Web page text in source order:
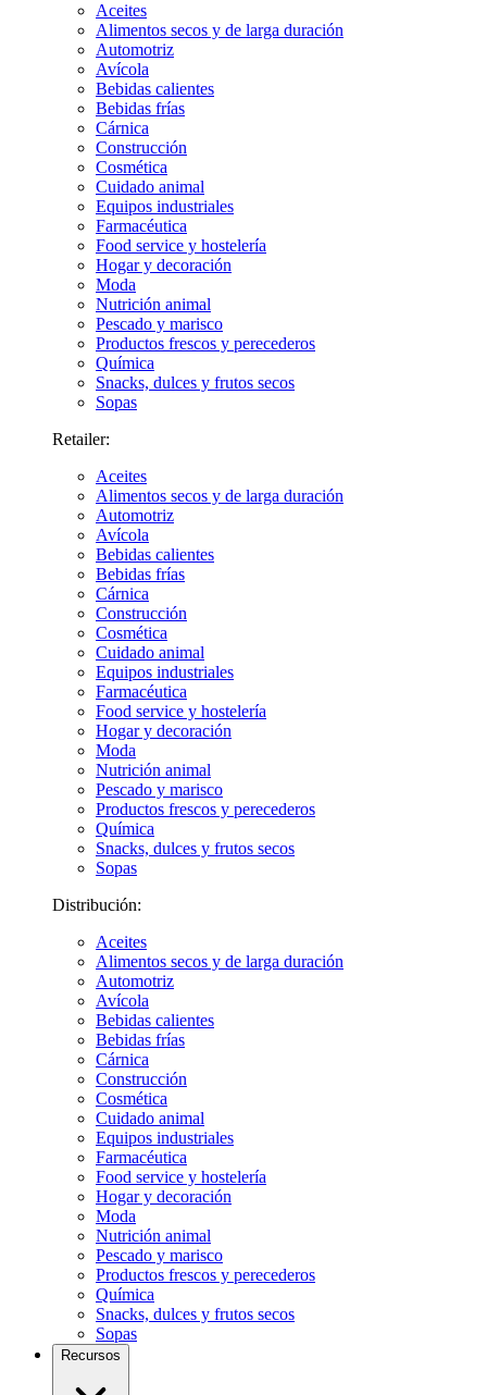
Aceites
Alimentos secos y de larga duración
Automotriz
Avícola
Bebidas calientes
Bebidas frías
Cárnica
Construcción
Cosmética
Cuidado animal
Equipos industriales
Farmacéutica
Food service y hostelería
Hogar y decoración
Moda
Nutrición animal
Pescado y marisco
Productos frescos y perecederos
Química
Snacks, dulces y frutos secos
Sopas
Retailer:
Aceites
Alimentos secos y de larga duración
Automotriz
Avícola
Bebidas calientes
Bebidas frías
Cárnica
Construcción
Cosmética
Cuidado animal
Equipos industriales
Farmacéutica
Food service y hostelería
Hogar y decoración
Moda
Nutrición animal
Pescado y marisco
Productos frescos y perecederos
Química
Snacks, dulces y frutos secos
Sopas
Distribución:
Aceites
Alimentos secos y de larga duración
Automotriz
Avícola
Bebidas calientes
Bebidas frías
Cárnica
Construcción
Cosmética
Cuidado animal
Equipos industriales
Farmacéutica
Food service y hostelería
Hogar y decoración
Moda
Nutrición animal
Pescado y marisco
Productos frescos y perecederos
Química
Snacks, dulces y frutos secos
Sopas
Recursos